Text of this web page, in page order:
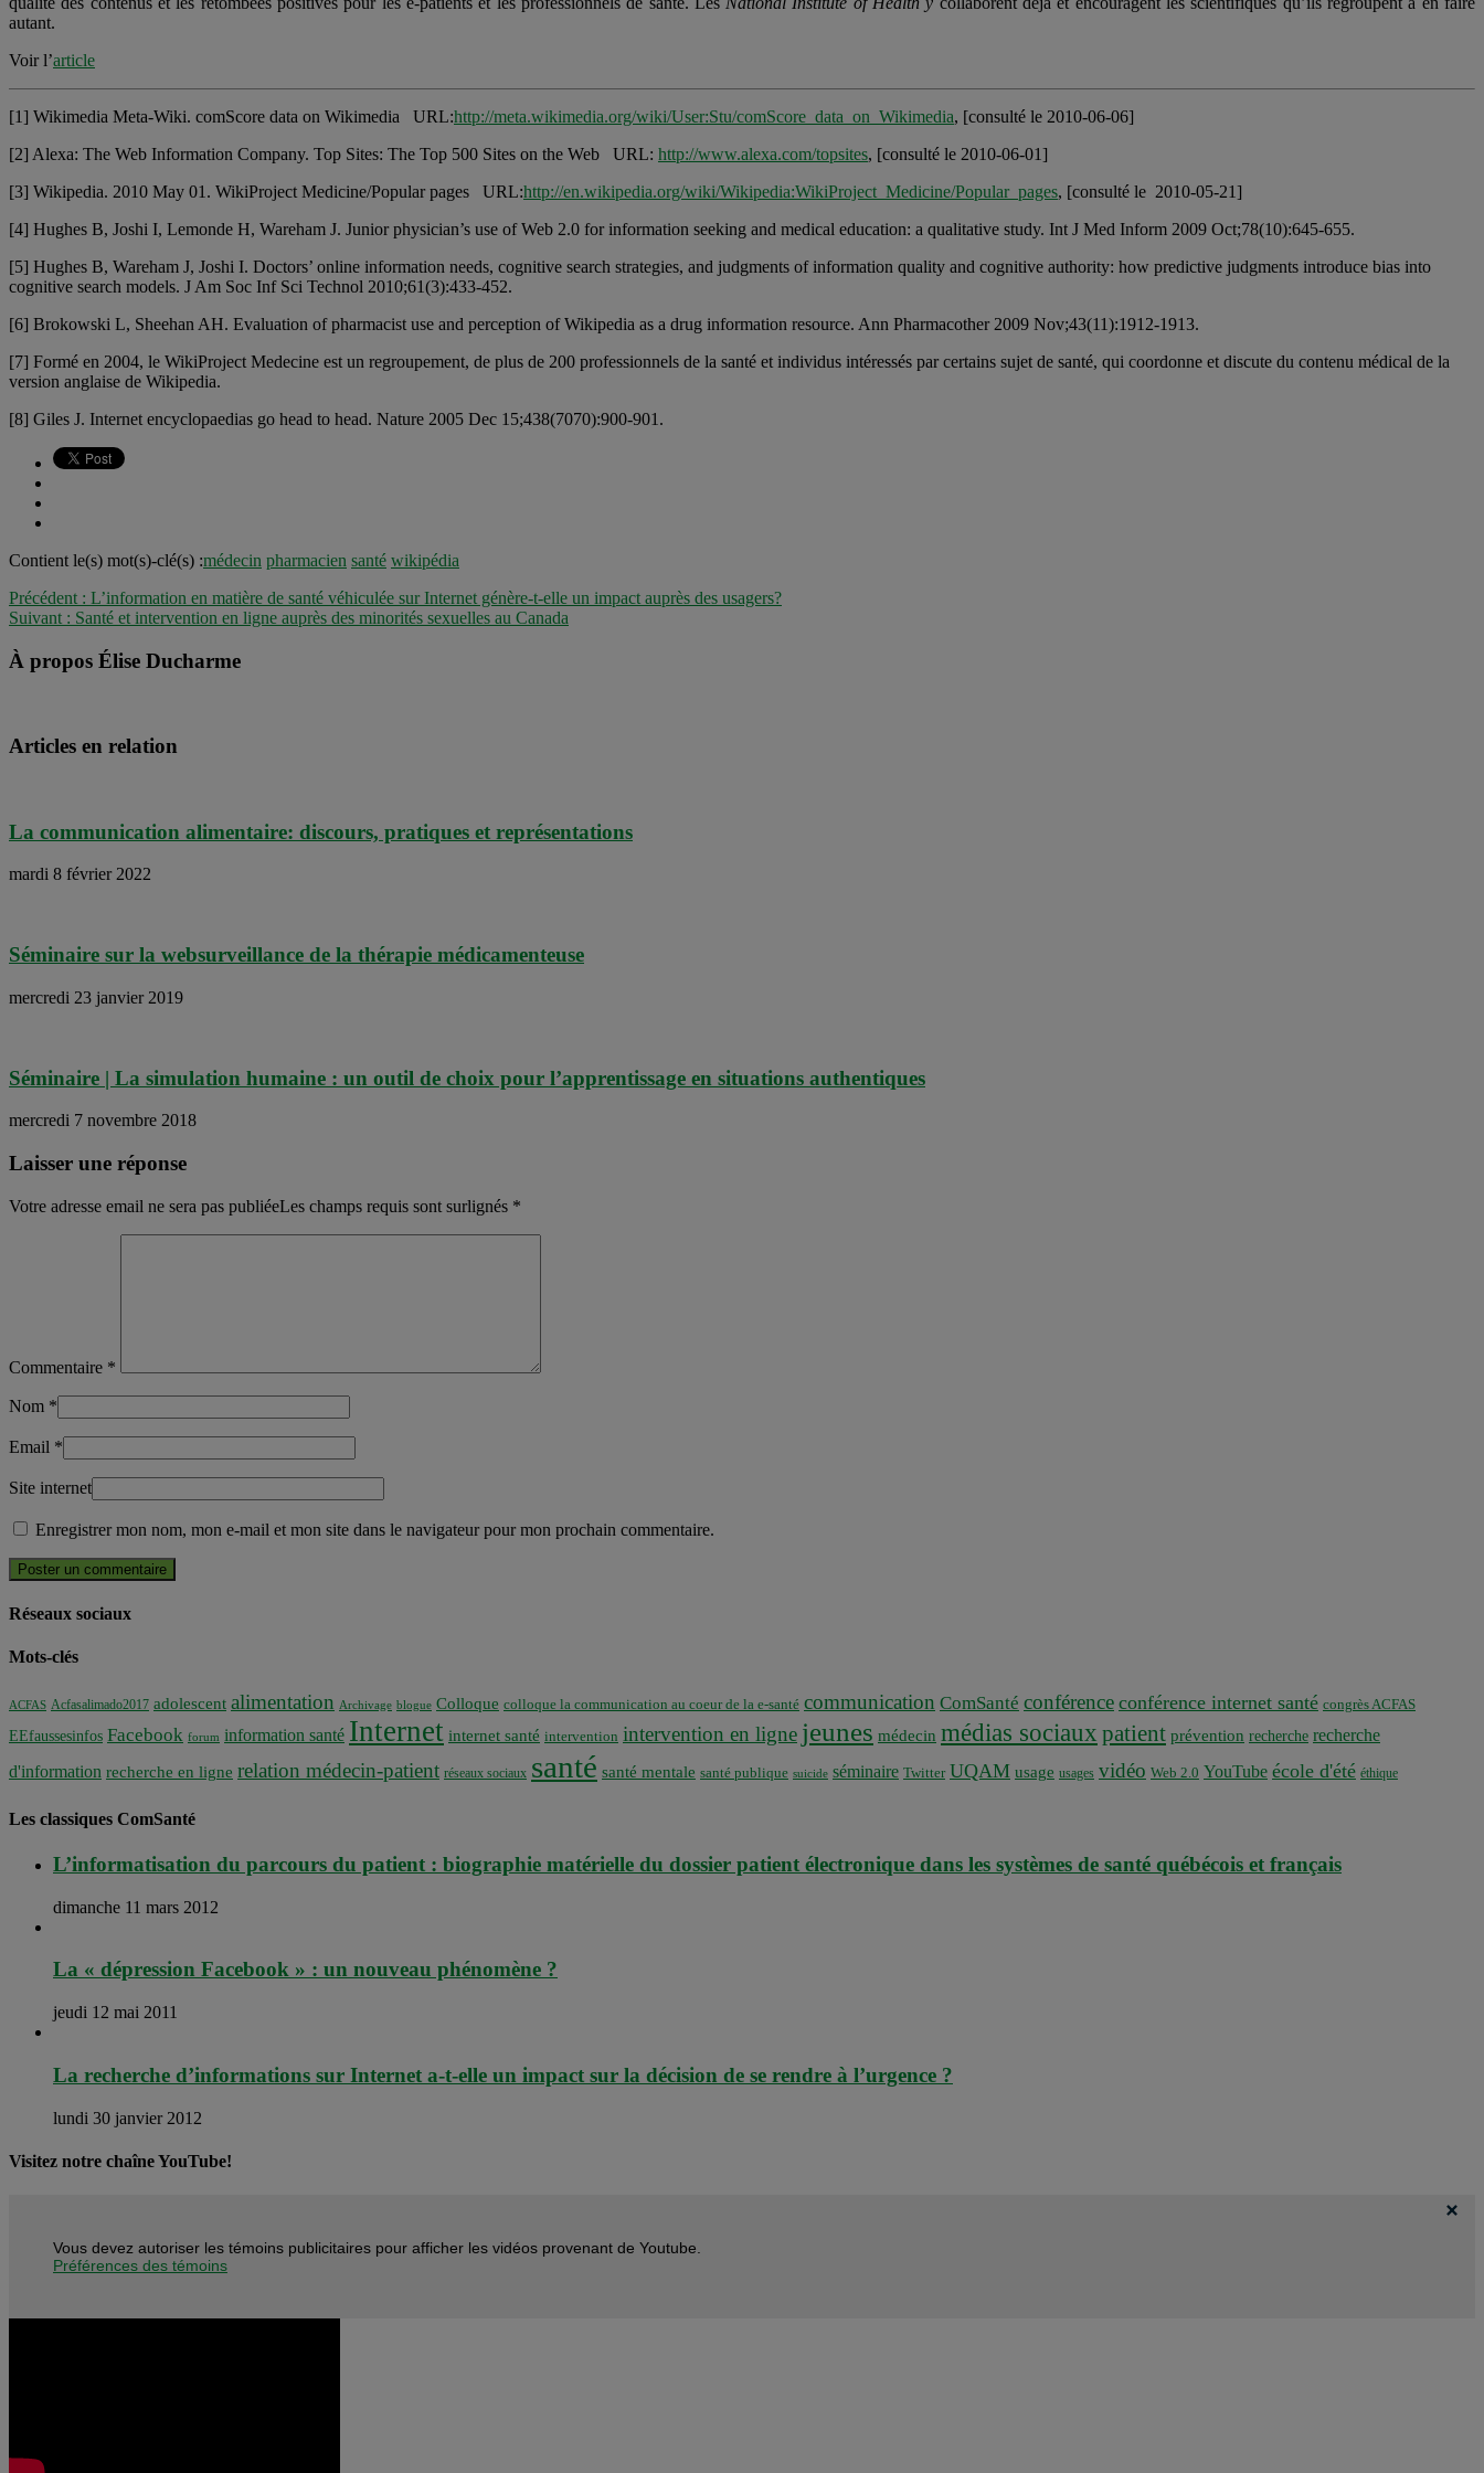
autant.
Voir l’article
[1] Wikimedia Meta-Wiki. comScore data on Wikimedia URL:http://meta.wikimedia.org/wiki/User:Stu/comScore_data_on_Wikimedia, [consulté le 2010-06-06]
[2] Alexa: The Web Information Company. Top Sites: The Top 500 Sites on the Web URL: http://www.alexa.com/topsites, [consulté le 2010-06-01]
[3] Wikipedia. 2010 May 01. WikiProject Medicine/Popular pages URL:http://en.wikipedia.org/wiki/Wikipedia:WikiProject_Medicine/Popular_pages, [consulté le 2010-05-21]
[4] Hughes B, Joshi I, Lemonde H, Wareham J. Junior physician’s use of Web 2.0 for information seeking and medical education: a qualitative study. Int J Med Inform 2009 Oct;78(10):645-655.
[5] Hughes B, Wareham J, Joshi I. Doctors’ online information needs, cognitive search strategies, and judgments of information quality and cognitive authority: how predictive judgments introduce bias into
cognitive search models. J Am Soc Inf Sci Technol 2010;61(3):433-452.
[6] Brokowski L, Sheehan AH. Evaluation of pharmacist use and perception of Wikipedia as a drug information resource. Ann Pharmacother 2009 Nov;43(11):1912-1913.
[7] Formé en 2004, le WikiProject Medecine est un regroupement, de plus de 200 professionnels de la santé et individus intéressés par certains sujet de santé, qui coordonne et discute du contenu médical de la
version anglaise de Wikipedia.
[8] Giles J. Internet encyclopaedias go head to head. Nature 2005 Dec 15;438(7070):900-901.
Contient le(s) mot(s)-clé(s) :médecin pharmacien santé wikipédia
Précédent : L’information en matière de santé véhiculée sur Internet génère-t-elle un impact auprès des usagers?
Suivant : Santé et intervention en ligne auprès des minorités sexuelles au Canada
À propos Élise Ducharme
Articles en relation
La communication alimentaire: discours, pratiques et représentations
mardi 8 février 2022
Séminaire sur la websurveillance de la thérapie médicamenteuse
mercredi 23 janvier 2019
Séminaire | La simulation humaine : un outil de choix pour l’apprentissage en situations authentiques
mercredi 7 novembre 2018
Laisser une réponse
Votre adresse email ne sera pas publiéeLes champs requis sont surlignés *
Commentaire *
Nom *
Email *
Site internet
Enregistrer mon nom, mon e-mail et mon site dans le navigateur pour mon prochain commentaire.
Réseaux sociaux
Mots-clés
ACFAS Acfasalimado2017 adolescent alimentation Archivage blogue Colloque colloque la communication au coeur de la e-santé communication ComSanté conférence conférence internet santé congrès ACFAS
EEfaussesinfos Facebook forum information santé Internet internet santé intervention intervention en ligne jeunes médecin médias sociaux patient prévention recherche recherche
d'information recherche en ligne relation médecin-patient réseaux sociaux santé santé mentale santé publique suicide séminaire Twitter UQAM usage usages vidéo Web 2.0 YouTube école d'été éthique
Les classiques ComSanté
L’informatisation du parcours du patient : biographie matérielle du dossier patient électronique dans les systèmes de santé québécois et français
dimanche 11 mars 2012
La « dépression Facebook » : un nouveau phénomène ?
jeudi 12 mai 2011
La recherche d’informations sur Internet a-t-elle un impact sur la décision de se rendre à l’urgence ?
lundi 30 janvier 2012
Visitez notre chaîne YouTube!
Vous devez autoriser les témoins publicitaires pour afficher les vidéos provenant de Youtube.
Préférences des témoins